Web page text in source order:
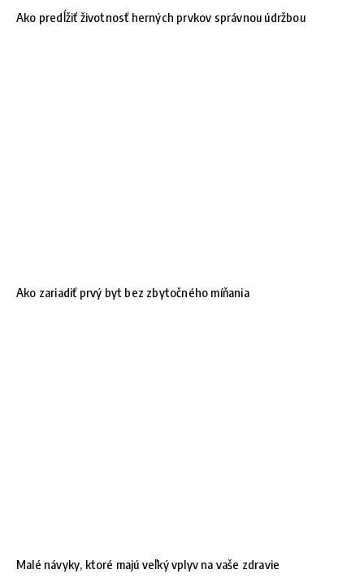
Ako predĺžiť životnosť herných prvkov správnou údržbou
Ako zariadiť prvý byt bez zbytočného míňania
Malé návyky, ktoré majú veľký vplyv na vaše zdravie